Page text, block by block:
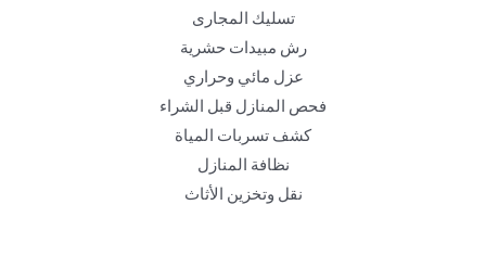
تسليك المجارى
رش مبيدات حشرية
عزل مائي وحراري
فحص المنازل قبل الشراء
كشف تسربات المياة
نظافة المنازل
نقل وتخزين الأثاث